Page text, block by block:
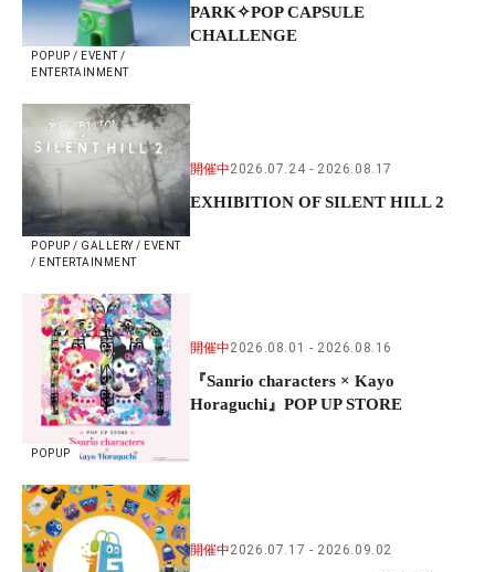
POPUP / EVENT /
ENTERTAINMENT
PARK✧POP CAPSULE
CHALLENGE
POPUP / GALLERY / EVENT
/ ENTERTAINMENT
開催中2026.07.24 2026.08.17
EXHIBITION OF SILENT HILL 2
POPUP
開催中2026.08.01 2026.08.16
『Sanrio characters × Kayo
Horaguchi』POP UP STORE
開催中2026.07.17 2026.09.02